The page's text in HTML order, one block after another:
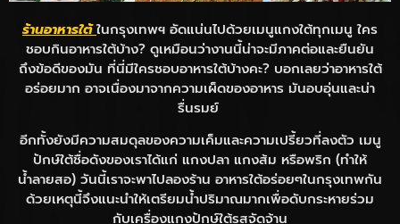
ร้านอาหารใต้ ในกรุงเทพฯ อัดแน่นไปด้วยเมนูแกงใต้ทุกเมนู ใคร
ชอบกินอาหารใต้บ้าง? ดูเหมือนว่างานนี้น่าจะมีภาคต่อและยืนยัน
ถึงข้อดีของมัน ที่นี่มีใครชอบอาหารใต้บ้างคะ? บอกเลยว่าอาหารใต้
อร่อยมาก อาจเนื่องมาจากความเผ็ดของอาหาร มันอบอุ่นและน่า
รื่นรมย์
อีกทั้งยังมีความสมดุลของความเค็มและความเปรี้ยวที่ลงตัว เมนู
ปักษ์ใต้ชื่อดังของเราได้แก่ แกงปลา แกงส้ม หรือพริก (ทำให้
น้ำลายสอ) วันนี้เราจะพาไปลองร้าน อาหารใต้อร่อยๆในกรุงเทพกัน
ด้วยเหตุนี้จึงแนะนำให้เตรียมน้ำปริมาณมากเพื่อดับกระหายร่วม
กับเครื่องแกงปักษ์ใต้รสจัดจ้าน